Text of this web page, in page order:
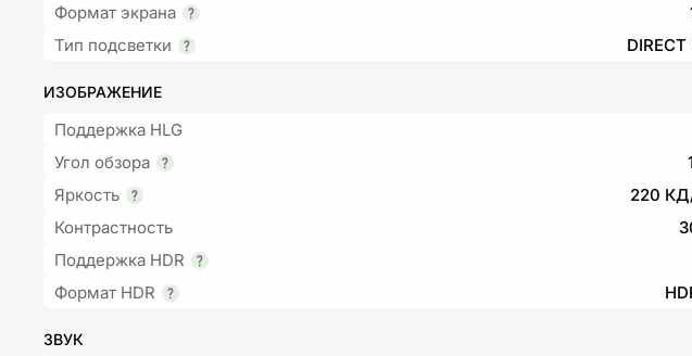
Формат экрана
Тип подсветки
DIRECT
ИЗОБРАЖЕНИЕ
Поддержка HLG
Угол обзора
Яркость
220
Контрастность
Поддержка HDR
Формат HDR
ЗВУК